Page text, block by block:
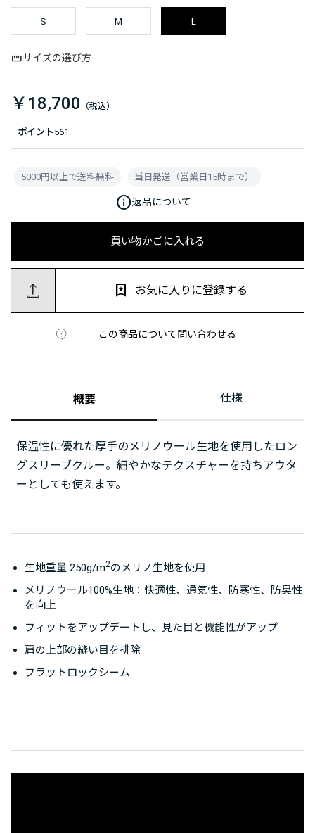
ポイント561
S M L
サイズの選び方
￥18,700
買い物かごに入れる
この商品について問い合わせる
お気に入りに登録する
5000円以上で送料無料 当日発送（営業日15時まで）
info返品について
概要 仕様
保温性に優れた厚手のメリノウール生地を使用したロン
グスリーブクルー。細やかなテクスチャーを持ちアウタ
ーとしても使えます。
生地重量 250g/m2のメリノ生地を使用
メリノウール100%生地：快適性、通気性、防寒性、防臭性
を向上
フィットをアップデートし、見た目と機能性がアップ
肩の上部の縫い目を排除
フラットロックシーム